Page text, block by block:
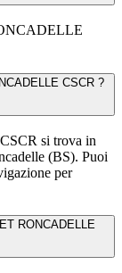
CSCR ?
si trova in
(BS). Puoi
per
RONCADELLE